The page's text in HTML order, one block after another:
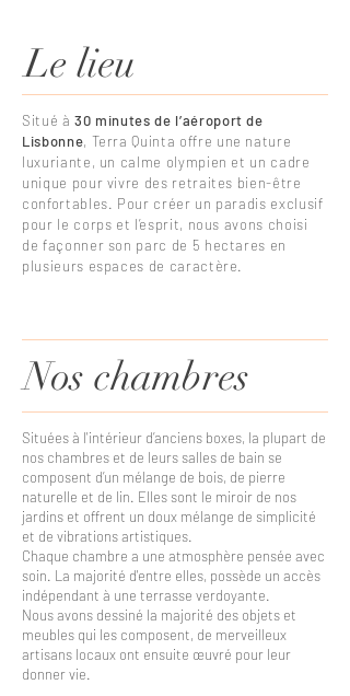
Le lieu
Situé à30 minutes de l’aéroport de
Lisbonne, Terra Quinta offre une nature
luxuriante, un calme olympien et un cadre
unique pour vivre des retraites bien-être
confortables. Pour créer un paradis exclusif
pour le corps et l’esprit, nous avons choisi
de façonner son parc de 5 hectares en
plusieurs espaces de caractère.
Nos chambres
Situées à l'intérieur d’anciens boxes, la plupart de
nos chambres et de leurs salles de bain se
composent d’un mélange de bois, de pierre
naturelle et de lin. Elles sont le miroir de nos
jardins et offrent un doux mélange de simplicité
et de vibrations artistiques.
Chaque chambre a une atmosphère pensée avec
soin. La majorité d'entre elles, possède un accès
indépendant à une terrasse verdoyante.
Nous avons dessiné la majorité des objets et
meubles qui les composent, de merveilleux
artisans locaux ont ensuite œuvré pour leur
donner vie.